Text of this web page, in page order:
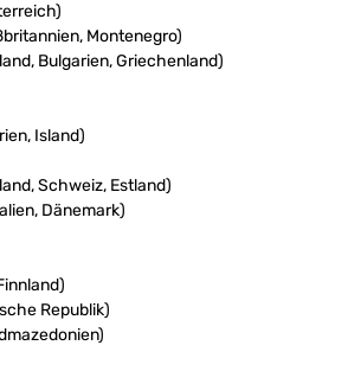
Montenegro)
Bulgarien, Griechenland)
Island)
Schweiz, Estland)
Dänemark)
Republik)